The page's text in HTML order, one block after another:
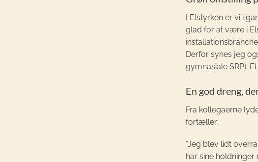
I Elstyrken er vi i
glad for at være i
Derfor synes jeg
gymnasiale SRP).
En god dreng,
Fra kollegaerne
fortæller:
”Jeg blev lidt
har sine